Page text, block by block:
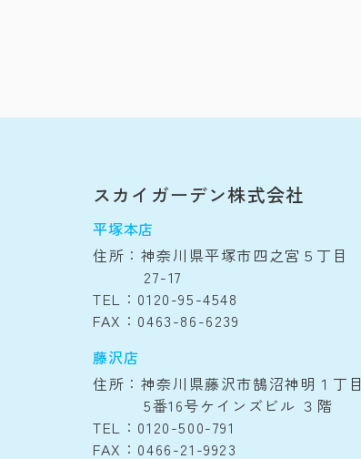
スカイガーデン株式会社
平塚本店
住所：神奈川県平塚市四之宮５丁目
27-17
TEL：0120-95-4548
FAX：0463-86-6239
藤沢店
住所：神奈川県藤沢市鵠沼神明１丁目
5番16号ケインズビル ３階
TEL：0120-500-791
FAX：0466-21-9923